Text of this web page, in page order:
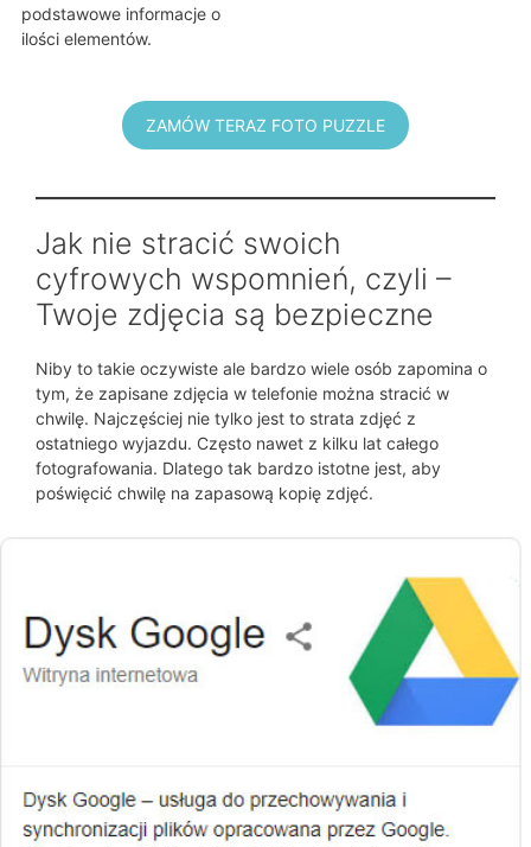
podstawowe informacje o
ilości elementów.
ZAMÓW TERAZ FOTO PUZZLE
Jak nie stracić swoich
cyfrowych wspomnień, czyli –
Twoje zdjęcia są bezpieczne
Niby to takie oczywiste ale bardzo wiele osób zapomina o
tym, że zapisane zdjęcia w telefonie można stracić w
chwilę. Najczęściej nie tylko jest to strata zdjęć z
ostatniego wyjazdu. Często nawet z kilku lat całego
fotografowania. Dlatego tak bardzo istotne jest, aby
poświęcić chwilę na zapasową kopię zdjęć.